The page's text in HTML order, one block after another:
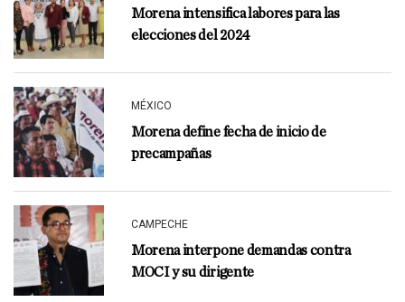
Morena intensifica labores para las
elecciones del 2024
MÉXICO
Morena define fecha de inicio de
precampañas
CAMPECHE
Morena interpone demandas contra
MOCI y su dirigente